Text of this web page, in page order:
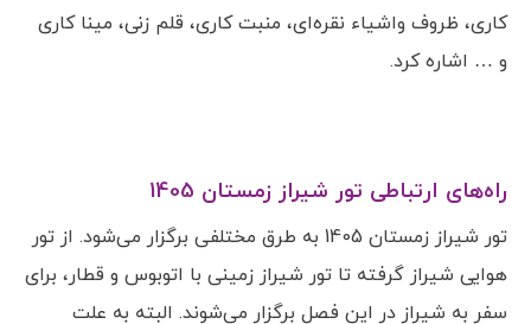
کاری، ظروف واشیاء نقره‌ای، منبت کاری، قلم زنی، مینا کاری
و … اشاره کرد.
راه‌های ارتباطی تور شیراز زمستان 1405
تور شیراز زمستان 1405 به طرق مختلفی برگزار می‌شود. از تور
هوایی شیراز گرفته تا تور شیراز زمینی با اتوبوس و قطار، برای
سفر به شیراز در این فصل برگزار می‌شوند. البته به علت